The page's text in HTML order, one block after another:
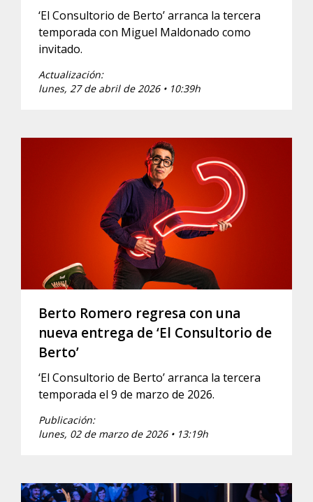
‘El Consultorio de Berto’ arranca la tercera
temporada con Miguel Maldonado como
invitado.
Actualización:
lunes, 27 de abril de 2026 • 10:39h
Berto Romero regresa con una
nueva entrega de ‘El Consultorio de
Berto’
‘El Consultorio de Berto’ arranca la tercera
temporada el 9 de marzo de 2026.
Publicación:
lunes, 02 de marzo de 2026 • 13:19h